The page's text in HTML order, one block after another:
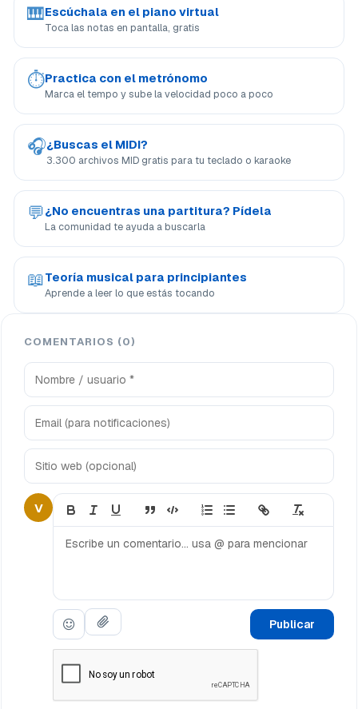
🎹Escúchala en el piano virtual
Toca las notas en pantalla, gratis
⏱Practica con el metrónomo
Marca el tempo y sube la velocidad poco a poco
🎧¿Buscas el MIDI?
3.300 archivos MID gratis para tu teclado o karaoke
💬¿No encuentras una partitura? Pídela
La comunidad te ayuda a buscarla
📖Teoría musical para principiantes
Aprende a leer lo que estás tocando
COMENTARIOS (0)
V
Publicar